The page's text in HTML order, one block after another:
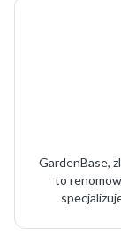
GardenBase,
to